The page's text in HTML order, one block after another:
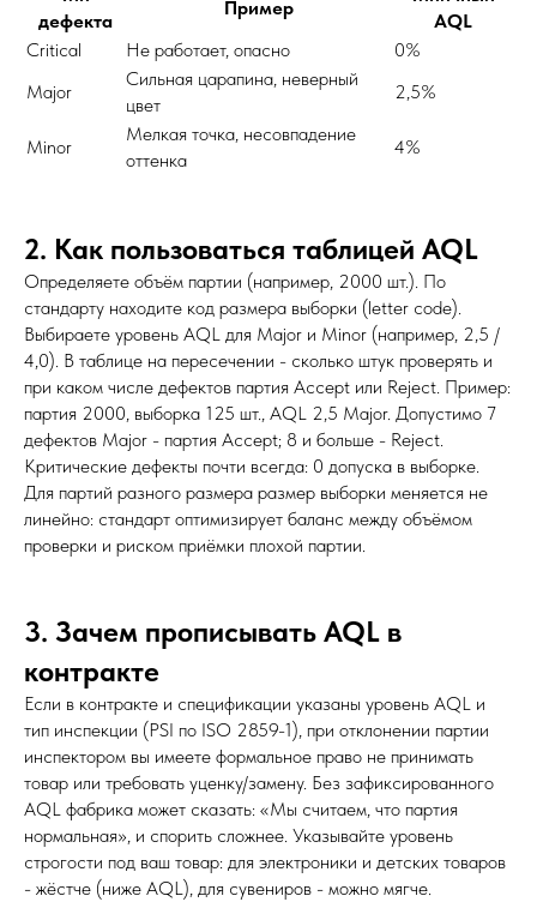
дефекта
Пример
AQL
Critical
Не работает, опасно
0%
Major
Сильная царапина, неверный
цвет
2,5%
Minor
Мелкая точка, несовпадение
оттенка
4%
2. Как пользоваться таблицей AQL
Определяете объём партии (например, 2000 шт.). По
стандарту находите код размера выборки (letter code).
Выбираете уровень AQL для Major и Minor (например, 2,5 /
4,0). В таблице на пересечении - сколько штук проверять и
при каком числе дефектов партия Accept или Reject. Пример:
партия 2000, выборка 125 шт., AQL 2,5 Major. Допустимо 7
дефектов Major - партия Accept; 8 и больше - Reject.
Критические дефекты почти всегда: 0 допуска в выборке.
Для партий разного размера размер выборки меняется не
линейно: стандарт оптимизирует баланс между объёмом
проверки и риском приёмки плохой партии.
3. Зачем прописывать AQL в
контракте
Если в контракте и спецификации указаны уровень AQL и
тип инспекции (PSI по ISO 2859-1), при отклонении партии
инспектором вы имеете формальное право не принимать
товар или требовать уценку/замену. Без зафиксированного
AQL фабрика может сказать: «Мы считаем, что партия
нормальная», и спорить сложнее. Указывайте уровень
строгости под ваш товар: для электроники и детских товаров
- жёстче (ниже AQL), для сувениров - можно мягче.